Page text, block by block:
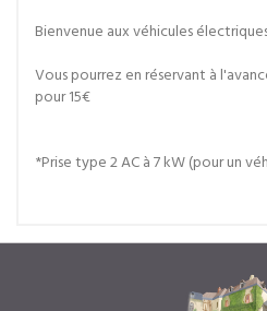
Bienvenue aux véhicules
Vous pourrez en réservant à
pour 15€
*Prise type 2 AC à 7 kW (pour un